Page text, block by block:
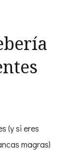
(y si eres
magras)